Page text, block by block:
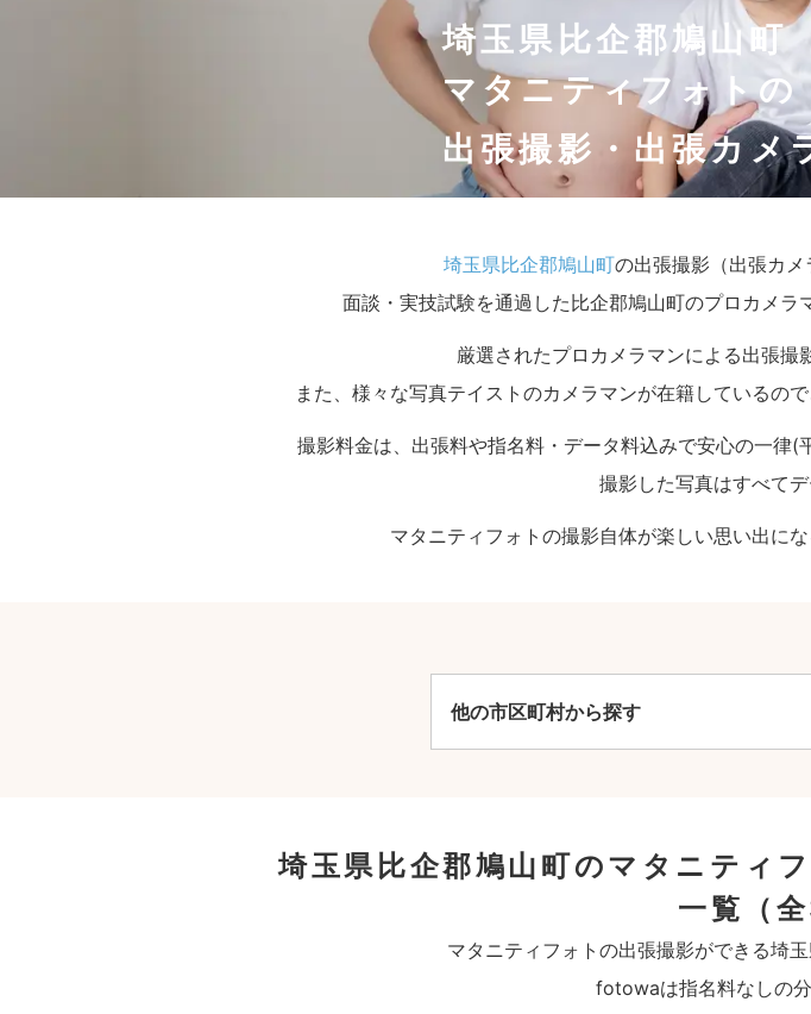
埼玉県比企郡鳩山町
マタニティフォトの
出張撮影・出張カメ
埼玉県比企郡鳩山町の出張撮影（出張カ
面談・実技試験を通過した比企郡鳩山町のプロカメラ
厳選されたプロカメラマンによる出張撮
また、様々な写真テイストのカメラマンが在籍しているの
撮影料金は、出張料や指名料・データ料込みで安心の一律
撮影した写真はすべてデ
マタニティフォトの撮影自体が楽しい思い出に
他の市区町村から探す
埼玉県比企郡鳩山町のマタニティ
一覧
（
マタニティフォトの出張撮影ができる埼
fotowaは指名料なしの